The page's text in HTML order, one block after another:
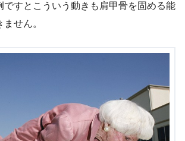
ですとこういう動きも肩甲骨を固める能
せん。